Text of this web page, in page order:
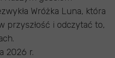
Wróżka Luna, która
przyszłość i odczytać to,
2026 r.